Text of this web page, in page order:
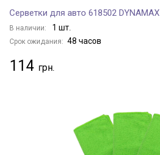
Серветки для авто 618502 DYNAMAX
В наличии: 1 шт.
Срок ожидания: 48 часов
114